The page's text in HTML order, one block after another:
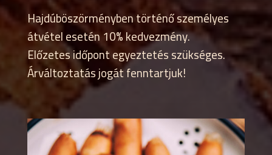
Hajdúböszörményben történő személyes
átvétel esetén 10% kedvezmény.
Előzetes időpont egyeztetés szükséges.
Árváltoztatás jogát fenntartjuk!